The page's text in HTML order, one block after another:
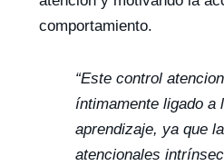
comportamiento.
“Este control
íntimamente ligado a
aprendizaje, ya que
atencionales